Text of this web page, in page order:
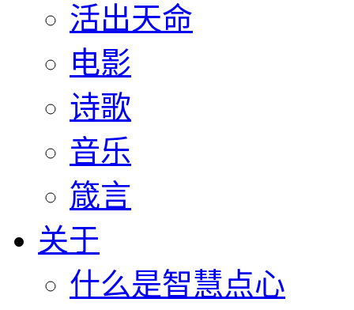
活出天命
电影
诗歌
音乐
箴言
关于
什么是智慧点心